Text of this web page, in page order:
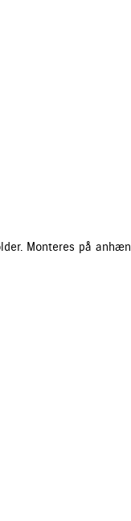
Monteres på